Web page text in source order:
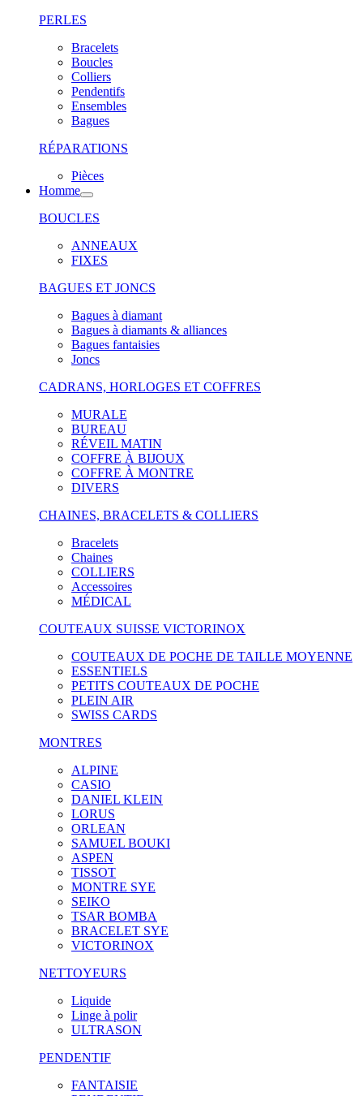
PERLES
Bracelets
Boucles
Colliers
Pendentifs
Ensembles
Bagues
RÉPARATIONS
Pièces
Homme
BOUCLES
ANNEAUX
FIXES
BAGUES ET JONCS
Bagues à diamant
Bagues à diamants & alliances
Bagues fantaisies
Joncs
CADRANS, HORLOGES ET COFFRES
MURALE
BUREAU
RÉVEIL MATIN
COFFRE À BIJOUX
COFFRE À MONTRE
DIVERS
CHAINES, BRACELETS & COLLIERS
Bracelets
Chaines
COLLIERS
Accessoires
MÉDICAL
COUTEAUX SUISSE VICTORINOX
COUTEAUX DE POCHE DE TAILLE MOYENNE
ESSENTIELS
PETITS COUTEAUX DE POCHE
PLEIN AIR
SWISS CARDS
MONTRES
ALPINE
CASIO
DANIEL KLEIN
LORUS
ORLEAN
SAMUEL BOUKI
ASPEN
TISSOT
MONTRE SYE
SEIKO
TSAR BOMBA
BRACELET SYE
VICTORINOX
NETTOYEURS
Liquide
Linge à polir
ULTRASON
PENDENTIF
FANTAISIE